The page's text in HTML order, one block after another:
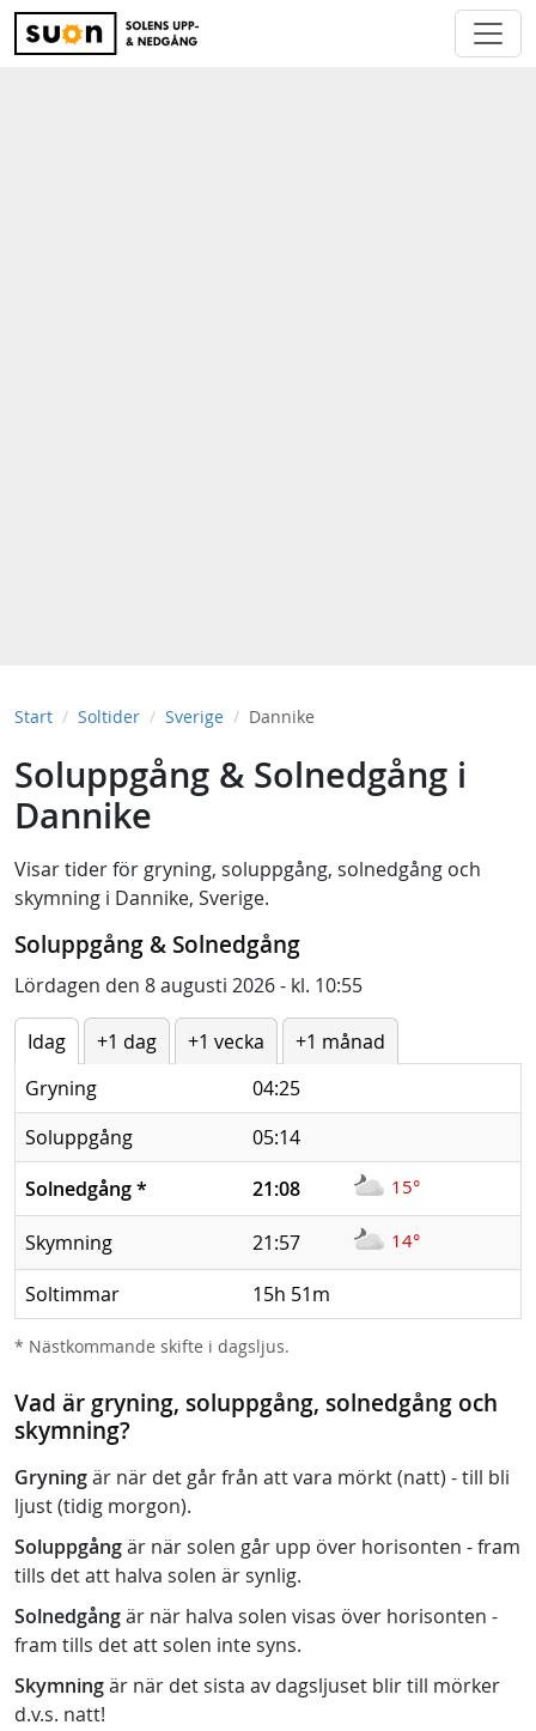
Start Soltider Sverige Dannike
Soluppgång & Solnedgång i
Dannike
Visar tider för gryning, soluppgång, solnedgång och
skymning i Dannike, Sverige.
Soluppgång & Solnedgång
Lördagen den 8 augusti 2026 - kl. 10:55
Idag +1 dag +1 vecka
+1 månad
Gryning
04:25
Soluppgång
05:14
Solnedgång* 21:08 15°
Skymning 21:57 14°
Soltimmar 15h 51m
* Nästkommande skifte i dagsljus.
Vad är gryning, soluppgång, solnedgång och
skymning?
Gryningär när det går från att vara mörkt (natt) - till bli
ljust (tidig morgon).
Soluppgångär när solen går upp över horisonten - fram
tills det att halva solen är synlig.
Solnedgångär när halva solen visas över horisonten -
fram tills det att solen inte syns.
Skymningär när det sista av dagsljuset blir till mörker
d.v.s. natt!